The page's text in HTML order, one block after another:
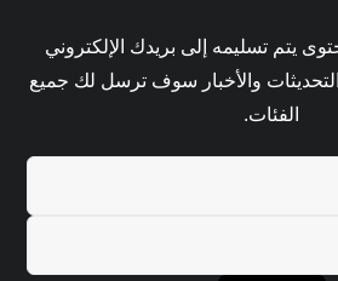
يتم تسليمه إلى بريدك الإلكتروني
والأخبار سوف ترسل لك جميع
الفئات.